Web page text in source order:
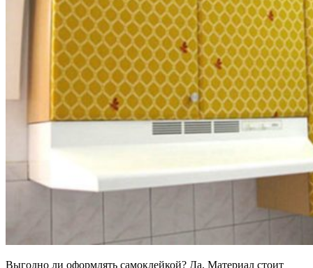
Выгодно ли оформлять самоклейкой? Да. Материал стоит